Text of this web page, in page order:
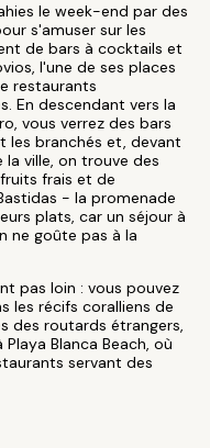
le week-end par des
s'amuser sur les
de bars à cocktails et
l'une de ses places
restaurants
En descendant vers la
vous verrez des bars
les branchés et, devant
la ville, on trouve des
frais et de
- la promenade
plats, car un séjour à
ne goûte pas à la
pas loin : vous pouvez
les récifs coralliens de
des routards étrangers,
Blanca Beach, où
servant des